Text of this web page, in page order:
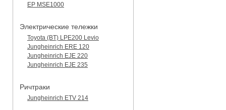
EP MSE1000
Электрические тележки
Toyota (BT) LPE200 Levio
Jungheinrich ERE 120
Jungheinrich EJE 220
Jungheinrich EJE 235
Ричтраки
Jungheinrich ETV 214